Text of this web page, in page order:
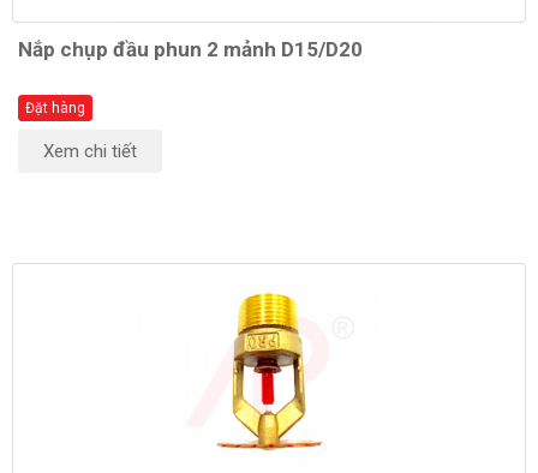
Nắp chụp đầu phun 2 mảnh D15/D20
Đặt hàng
Xem chi tiết